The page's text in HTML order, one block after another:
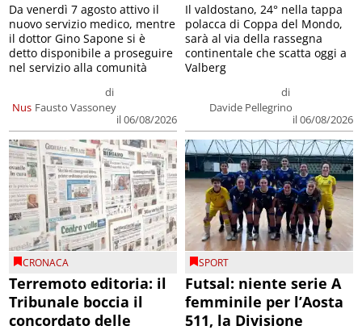
Nus
di
Fausto Vassoney
il 06/08/2026
Da venerdì 7 agosto attivo il
nuovo servizio medico, mentre
il dottor Gino Sapone si è
detto disponibile a proseguire
nel servizio alla comunità
di
Davide Pellegrino
il 06/08/2026
Il valdostano, 24° nella tappa
polacca di Coppa del Mondo,
sarà al via della rassegna
continentale che scatta oggi a
Valberg
CRONACA
Terremoto editoria: il
Tribunale boccia il
concordato delle
SPORT
Futsal: niente serie A
femminile per l’Aosta
511, la Divisione